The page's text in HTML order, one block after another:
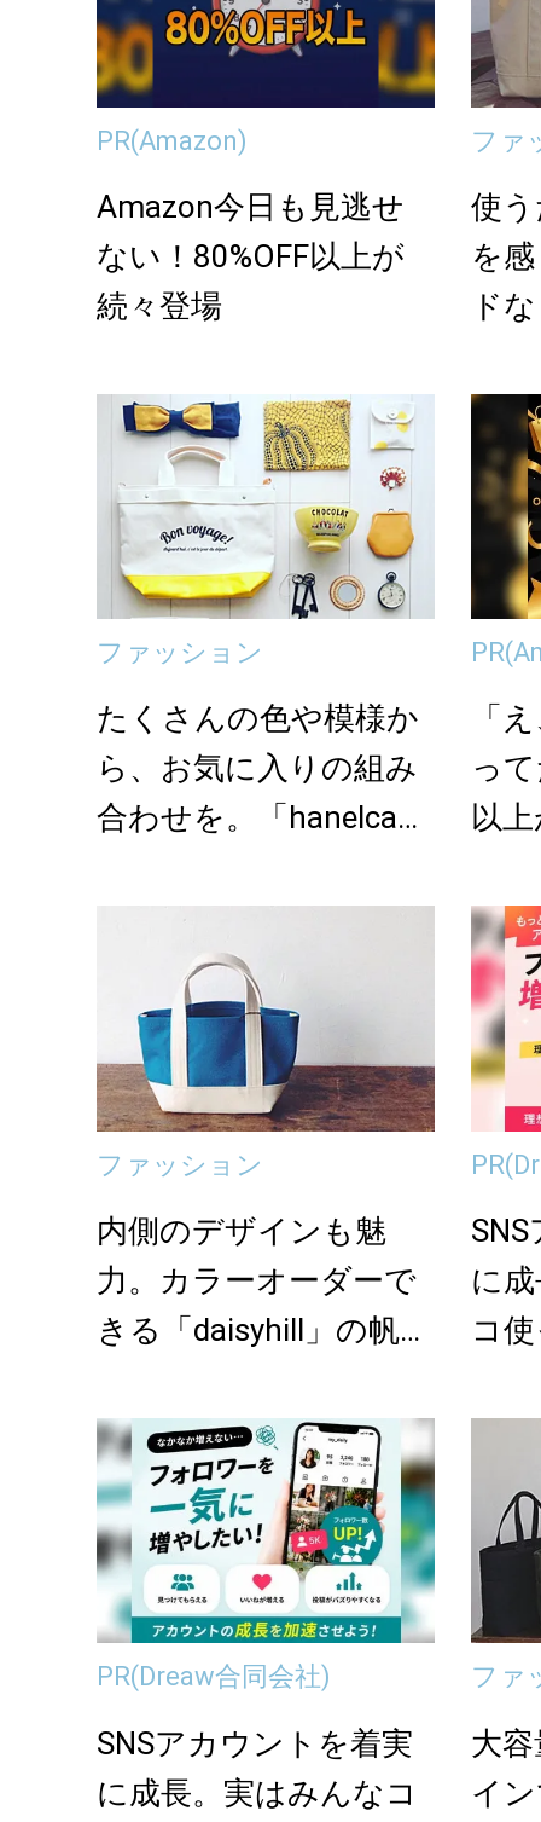
PR(Amazon)
Amazon今日も見逃せ
ない！80%OFF以上が
続々登場
ファ
使
を
ド
ファッション
たくさんの色や模様か
ら、お気に入りの組み
合わせを。「hanelca」
PR
「
っ
以
ファッション
内側のデザインも魅
力。カラーオーダーで
きる「daisyhill」の帆布
PR
に
コ
PR(Dreaw合同会社)
SNSアカウントを着実
に成長。実はみんなコ
ファ
大
イ